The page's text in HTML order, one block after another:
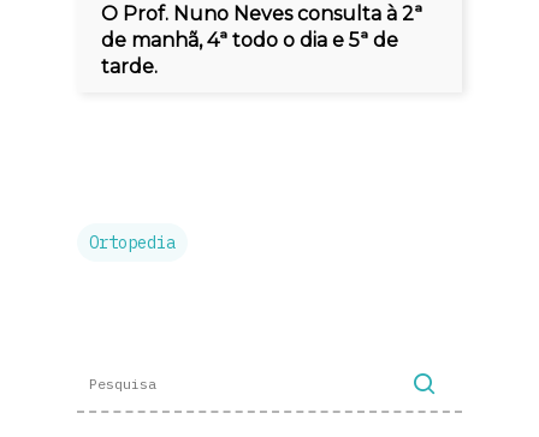
O Prof. Nuno Neves consulta à 2ª
de manhã, 4ª todo o dia e 5ª de
tarde.
Ortopedia